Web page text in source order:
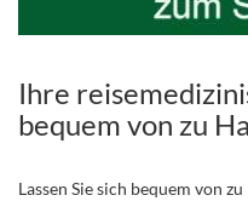
Ihre
bequem von zu
Lassen Sie sich bequem von